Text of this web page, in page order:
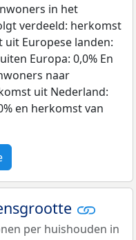
in het
verdeeld: herkomst
uit Europese landen:
Europa: 0,0% En
naar
uit Nederland:
en herkomst van
per huishouden in